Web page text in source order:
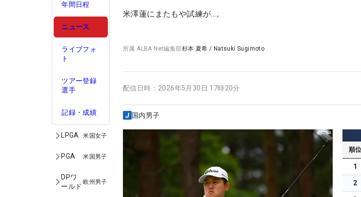
年間日程
ニュース
ライブフォ
ト
ツアー登録
選手
記録・成績
LPGA 米国女子
PGA 米国男子
DPワ
ールド
欧州男子
米澤蓮にまたもや試練が…。
所属ALBA Net編集部杉本 夏希 / Natsuki Sugimoto
配信日時： 2026年5月30日 17時20分
国内男子
順位
1
2